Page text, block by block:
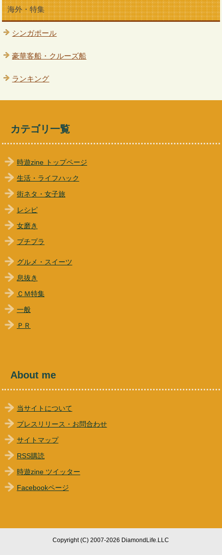
海外・特集
シンガポール
豪華客船・クルーズ船
ランキング
カテゴリ一覧
時遊zine トップページ
生活・ライフハック
街ネタ・女子旅
レシピ
女磨き
プチプラ
グルメ・スイーツ
息抜き
ＣＭ特集
一般
ＰＲ
About me
当サイトについて
プレスリリース・お問合わせ
サイトマップ
RSS購読
時遊zine ツイッター
Facebookページ
Copyright (C) 2007-2026 DiamondLife.LLC